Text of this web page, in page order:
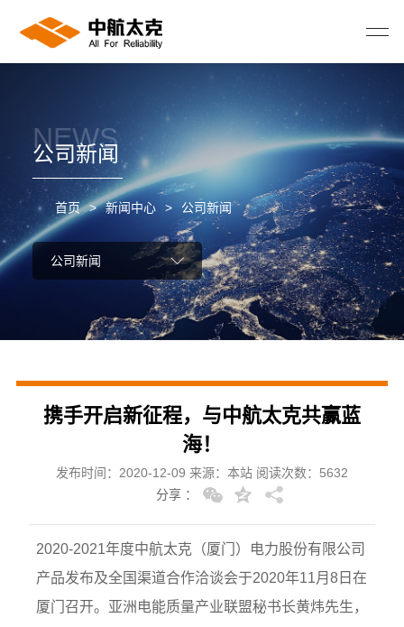
NEWS
公司新闻
首页 > 新闻中心 > 公司新闻
公司新闻
携手开启新征程，与中航太克共赢蓝
海！
发布时间：2020-12-09 来源：本站 阅读次数：5632
分享 ：
2020-2021年度中航太克（厦门）电力股份有限公司
产品发布及全国渠道合作洽谈会于2020年11月8日在
厦门召开。亚洲电能质量产业联盟秘书长黄炜先生，